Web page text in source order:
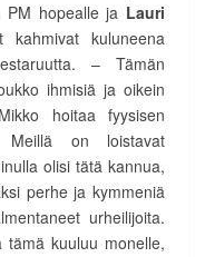
PM hopealle ja Lauri
kuluneena
– Tämän
ihmisiä ja oikein
hoitaa fyysisen
Meillä on loistavat
olisi tätä kannua,
perhe ja kymmeniä
urheilijoita.
kuuluu monelle,